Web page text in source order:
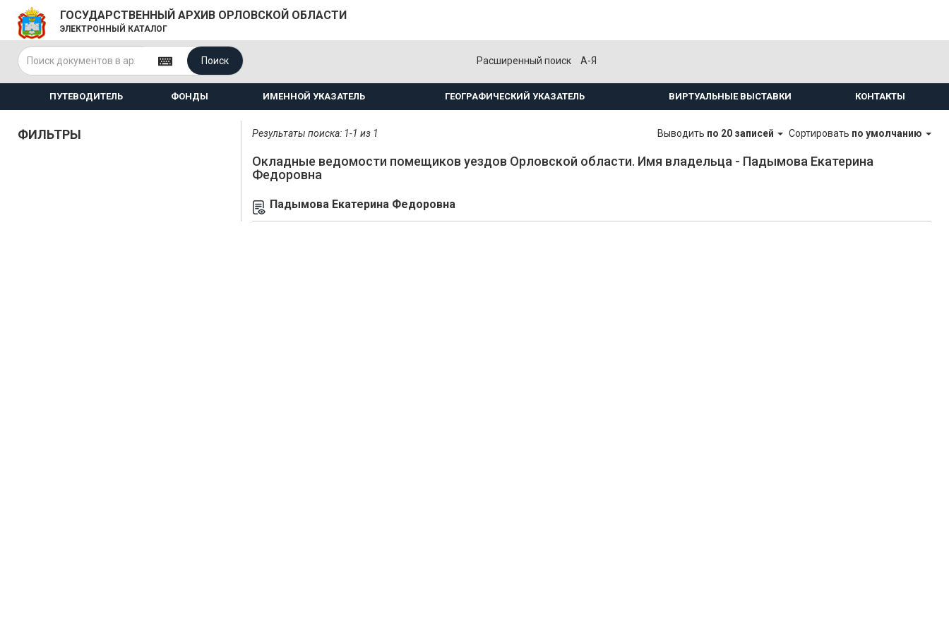
ГОСУДАРСТВЕННЫЙ АРХИВ ОРЛОВСКОЙ ОБЛАСТИ
ЭЛЕКТРОННЫЙ КАТАЛОГ
Поиск Расширенный поиск А-Я
ПУТЕВОДИТЕЛЬ ФОНДЫ ИМЕННОЙ УКАЗАТЕЛЬ ГЕОГРАФИЧЕСКИЙ УКАЗАТЕЛЬ ВИРТУАЛЬНЫЕ ВЫСТАВКИ КОНТАКТЫ
ФИЛЬТРЫ Результаты поиска: 1-1 из 1 Выводить по 20 записей Сортировать по умолчанию
Окладные ведомости помещиков уездов Орловской области. Имя владельца - Падымова Екатерина
Федоровна
Падымова Екатерина Федоровна